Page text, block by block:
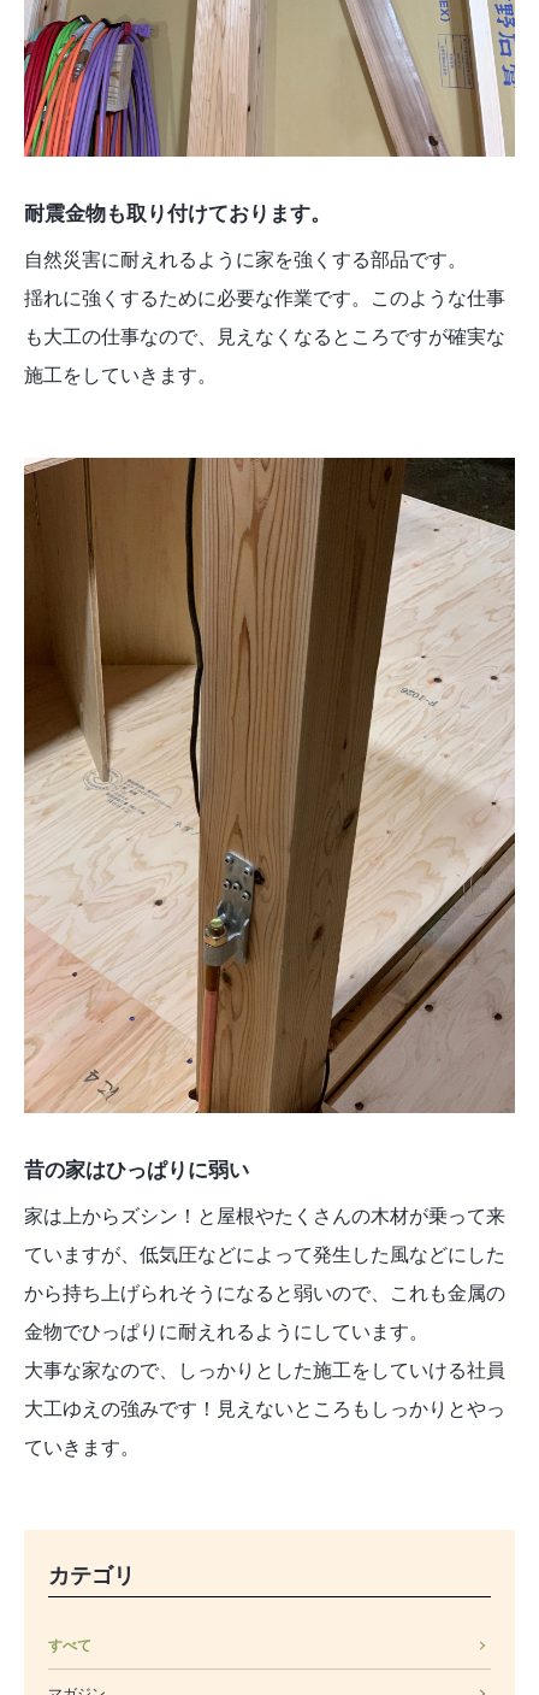
耐震金物も取り付けております。
自然災害に耐えれるように家を強くする部品です。
揺れに強くするために必要な作業です。このような仕事
も大工の仕事なので、見えなくなるところですが確実な
施工をしていきます。
昔の家はひっぱりに弱い
家は上からズシン！と屋根やたくさんの木材が乗って来
ていますが、低気圧などによって発生した風などにした
から持ち上げられそうになると弱いので、これも金属の
金物でひっぱりに耐えれるようにしています。
大事な家なので、しっかりとした施工をしていける社員
大工ゆえの強みです！見えないところもしっかりとやっ
ていきます。
カテゴリ
すべて